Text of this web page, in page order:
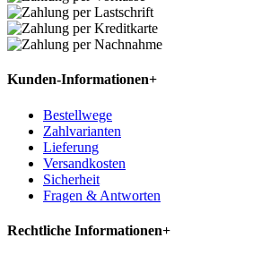
Kunden-Informationen+
Bestellwege
Zahlvarianten
Lieferung
Versandkosten
Sicherheit
Fragen & Antworten
Rechtliche Informationen+